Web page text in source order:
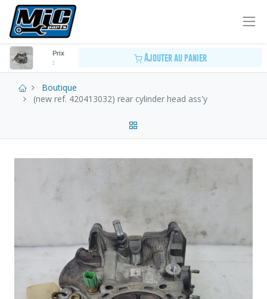
Prix
:
Ajouter au panier
Boutique
(new ref. 420413032) rear cylinder head ass'y